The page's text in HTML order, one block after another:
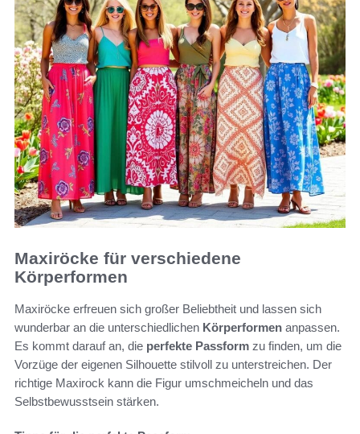
Maxiröcke für verschiedene
Körperformen
Maxiröcke erfreuen sich großer Beliebtheit und lassen sich
wunderbar an die unterschiedlichen Körperformen anpassen.
Es kommt darauf an, die perfekte Passform zu finden, um die
Vorzüge der eigenen Silhouette stilvoll zu unterstreichen. Der
richtige Maxirock kann die Figur umschmeicheln und das
Selbstbewusstsein stärken.